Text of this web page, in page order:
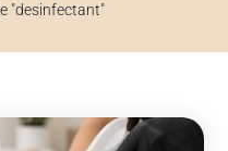
"desinfectant"